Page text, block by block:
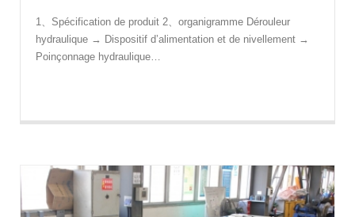
1、Spécification de produit 2、organigramme Dérouleur
hydraulique → Dispositif d’alimentation et de nivellement →
Poinçonnage hydraulique…